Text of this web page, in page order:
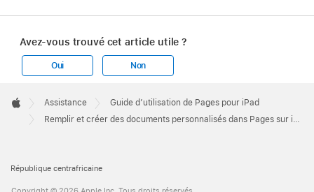
Touchez les flèches pour parcourir chaque
enregistrement, puis touchez Fermer une fois
que vous avez terminé.
Avez-vous trouvé cet article utile ?
Oui Non
Footer

Apple
Assistance
Guide d’utilisation de Pages pour iPad
Remplir et créer des documents personnalisés dans Pages sur iPad
République centrafricaine